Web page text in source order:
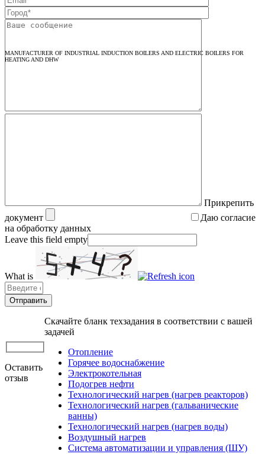
MANUFACTURER OF INDUSTRIAL INDUCTION BOILERS AND ELECTRIC BOILERS FOR
HEATING AND DHW
Прикрепить
документ
Даю согласие
на обработку данных
Leave this field empty
What is
Solve
the
math
in
the
to
continue.
Скачайте бланк техзадания в соответствии с вашей
задачей
Отопление
Горячее водоснабжение
Электрокотельная
Подогрев нефти
Технологический нагрев (нагрев реакторов)
Технологический нагрев (гальванические
ванны)
Технологический нагрев (нагрев воды)
Воздушный нагрев
Система автоматизации и управления (ШУ)
Оставить
отзыв